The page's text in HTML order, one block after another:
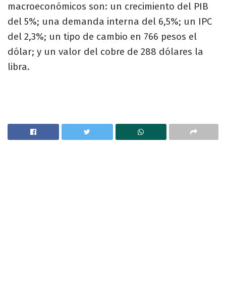
macroeconómicos son: un crecimiento del PIB
del 5%; una demanda interna del 6,5%; un IPC
del 2,3%; un tipo de cambio en 766 pesos el
dólar; y un valor del cobre de 288 dólares la
libra.